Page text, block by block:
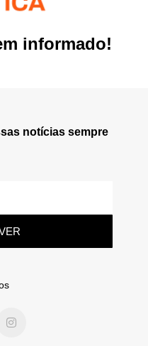
informado!
notícias sempre